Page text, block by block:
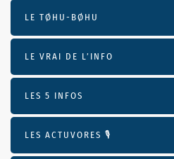
LE TØHU-BØHU
LE VRAI DE L’INFO
LES 5 INFOS
LES ACTUVORES 🎙